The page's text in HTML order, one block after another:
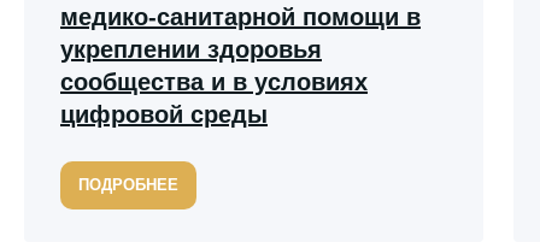
медико-санитарной помощи в
укреплении здоровья
сообщества и в условиях
цифровой среды
ПОДРОБНЕЕ